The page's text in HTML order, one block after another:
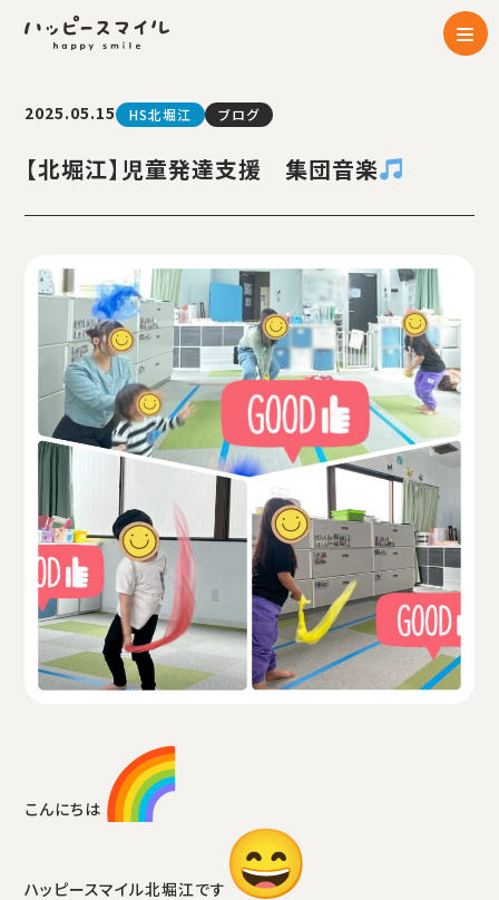
2025.05.15 HS北堀江 ブログ
【北堀江】児童発達支援 集団音楽
こんにちは
ハッピースマイル北堀江です